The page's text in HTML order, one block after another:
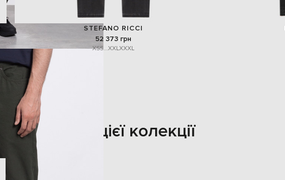
STEFANO RICCI
52 373 грн
XSS...XXLXXXL
Також з цієї колекції